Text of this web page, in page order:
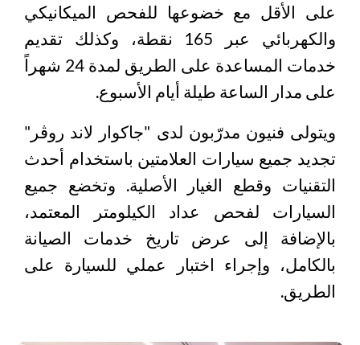
على الأقل مع خضوعها للفحص الميكانيكي
والكهربائي عبر 165 نقطة، وكذلك تقديم
خدمات المساعدة على الطريق لمدة 24 شهراً
على مدار الساعة طيلة أيام الأسبوع.
ويتولى فنيون مدرّبون لدى "جاكوار لاند روڤر"
تجديد جميع سيارات العلامتين باستخدام أحدث
التقنيات وقطع الغيار الأصلية. وتخضع جميع
السيارات لفحص عداد الكيلومتر المعتمد،
بالإضافة إلى عرض تاريخ خدمات الصيانة
بالكامل، وإجراء اختبار عملي للسيارة على
الطريق.